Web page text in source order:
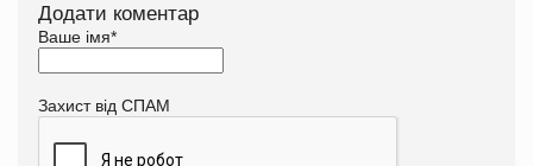
Додати коментар
Ваше імя*
Захист від СПАМ